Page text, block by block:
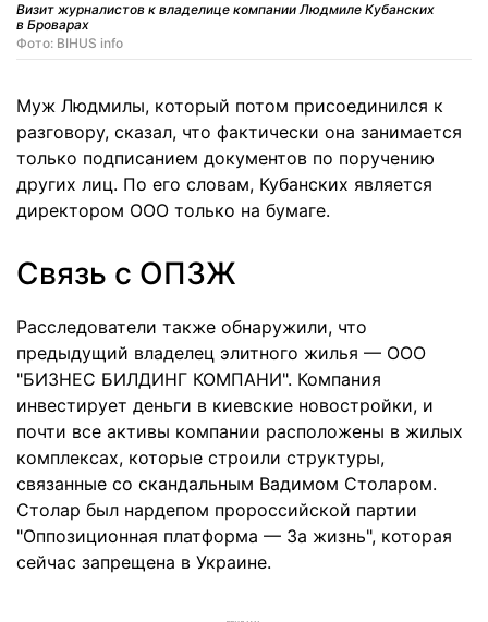
Визит журналистов к владелице компании Людмиле Кубанских
в Броварах
Фото: BIHUS info
Муж Людмилы, который потом присоединился к
разговору, сказал, что фактически она занимается
только подписанием документов по поручению
других лиц. По его словам, Кубанских является
директором ООО только на бумаге.
Связь с ОПЗЖ
Расследователи также обнаружили, что
предыдущий владелец элитного жилья — ООО
"БИЗНЕС БИЛДИНГ КОМПАНИ". Компания
инвестирует деньги в киевские новостройки, и
почти все активы компании расположены в жилых
комплексах, которые строили структуры,
связанные со скандальным Вадимом Столаром.
Столар был нардепом пророссийской партии
"Оппозиционная платформа — За жизнь", которая
сейчас запрещена в Украине.